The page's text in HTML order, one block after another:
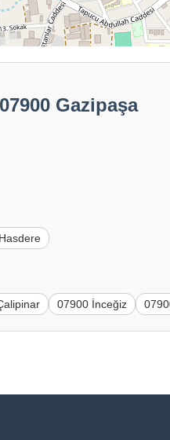
Gazipaşa
07900 İnceğiz